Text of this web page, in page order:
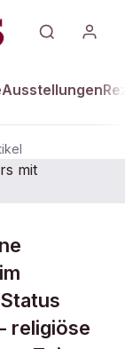
Ausstellungen
um?
religiöse